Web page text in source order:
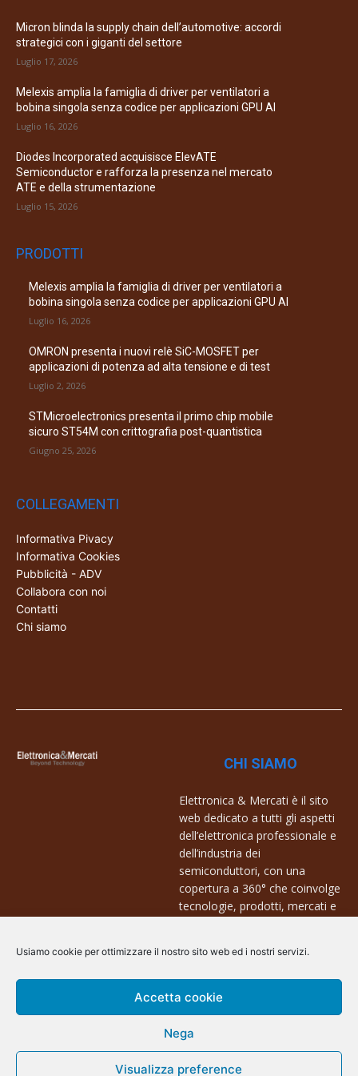
Usiamo cookie per ottimizzare il nostro sito web ed i nostri servizi.
Accetta cookie
Nega
Visualizza preference
Micron blinda la supply chain dell’automotive: accordi
strategici con i giganti del settore
Luglio 17, 2026
Melexis amplia la famiglia di driver per ventilatori a
bobina singola senza codice per applicazioni GPU AI
Luglio 16, 2026
Diodes Incorporated acquisisce ElevATE
Semiconductor e rafforza la presenza nel mercato
ATE e della strumentazione
Luglio 15, 2026
PRODOTTI
Melexis amplia la famiglia di driver per ventilatori a
bobina singola senza codice per applicazioni GPU AI
Luglio 16, 2026
OMRON presenta i nuovi relè SiC-MOSFET per
applicazioni di potenza ad alta tensione e di test
Luglio 2, 2026
STMicroelectronics presenta il primo chip mobile
sicuro ST54M con crittografia post-quantistica
Giugno 25, 2026
COLLEGAMENTI
Informativa Pivacy
Informativa Cookies
Pubblicità - ADV
Collabora con noi
Contatti
Chi siamo
CHI SIAMO
Elettronica & Mercati è il sito
web dedicato a tutti gli aspetti
dell’elettronica professionale e
dell’industria dei
semiconduttori, con una
copertura a 360° che coinvolge
tecnologie, prodotti, mercati e
Contatti:
info@arscommunication.it
@ArsCommunication 2023